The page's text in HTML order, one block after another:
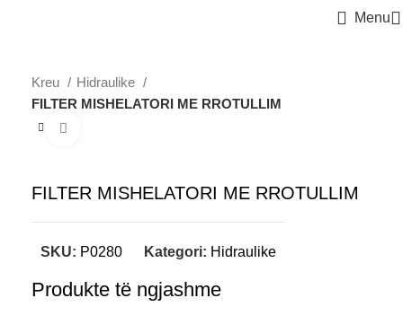
Menu
Kreu
Hidraulike
FILTER MISHELATORI ME RROTULLIM
FILTER MISHELATORI ME RROTULLIM
SKU: P0280 Kategori: Hidraulike
Produkte të ngjashme